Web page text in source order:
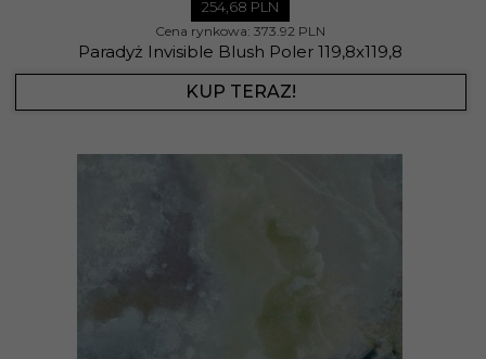
254, 68 PLN
Cena rynkowa: 373.92 PLN
Paradyż Invisible Blush Poler 119,8x119,8
KUP TERAZ!